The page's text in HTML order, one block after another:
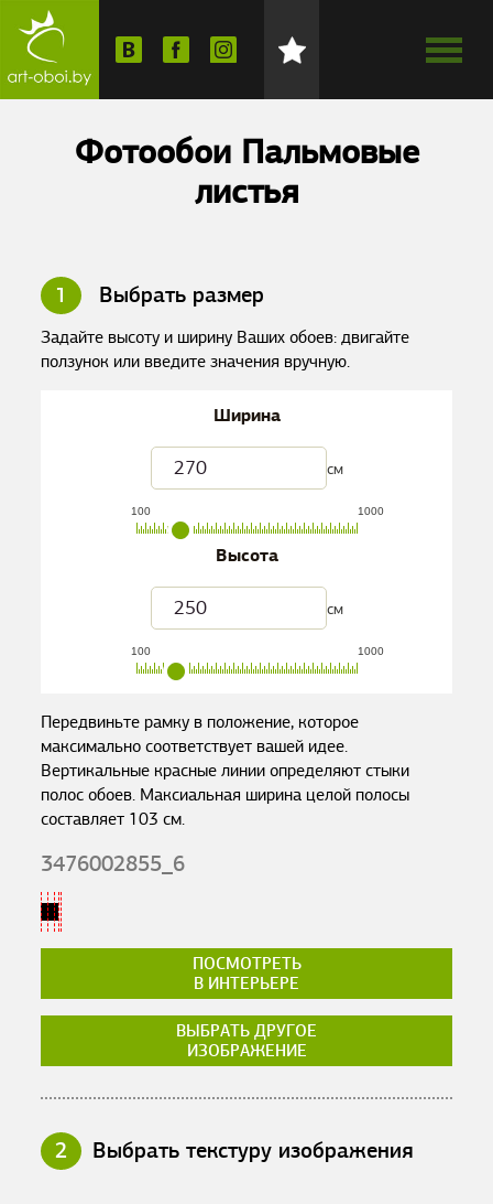
Фотообои Пальмовые
листья
1 Выбрать размер
Задайте высоту и ширину Ваших обоев: двигайте
ползунок или введите значения вручную.
Ширина
см
100 1000
Высота
см
100 1000
Передвиньте рамку в положение, которое
максимально соответствует вашей идее.
Вертикальные красные линии определяют стыки
полос обоев. Максиальная ширина целой полосы
составляет 103 см.
3476002855_6
ПОСМОТРЕТЬ
В ИНТЕРЬЕРЕ
ВЫБРАТЬ ДРУГОЕ
ИЗОБРАЖЕНИЕ
2 Выбрать текстуру изображения